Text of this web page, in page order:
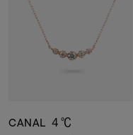
CANAL ４℃